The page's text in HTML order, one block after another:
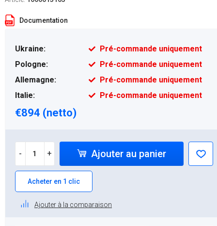
Documentation
Ukraine:
Pré-commande uniquement
Pologne:
Pré-commande uniquement
Allemagne:
Pré-commande uniquement
Italie:
Pré-commande uniquement
€894 (netto)
- + Ajouter au panier
Acheter en 1 clic
Ajouter à la comparaison